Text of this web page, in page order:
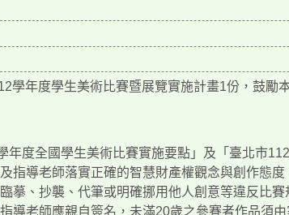
學年度學生美術比賽暨展覽實施計畫1份，鼓勵
年度全國學生美術比賽實施要點」及「臺北市
指導老師落實正確的智慧財產權觀念與創作態
摹、抄襲、代筆或明確挪用他人創意等違反比
導老師應親自簽名，未滿20歲之參賽者作品須由